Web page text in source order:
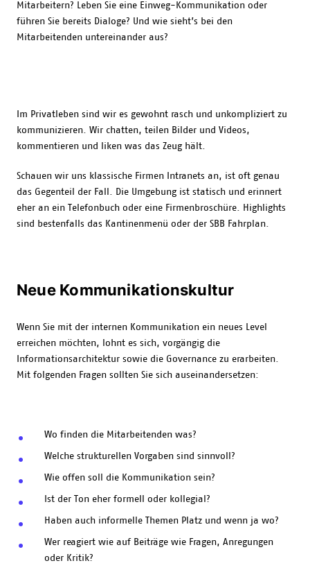
Mitarbeitern? Leben Sie eine Einweg-Kommunikation oder
führen Sie bereits Dialoge? Und wie sieht’s bei den
Mitarbeitenden untereinander aus?
Im Privatleben sind wir es gewohnt rasch und unkompliziert zu
kommunizieren. Wir chatten, teilen Bilder und Videos,
kommentieren und liken was das Zeug hält.
Schauen wir uns klassische Firmen Intranets an, ist oft genau
das Gegenteil der Fall. Die Umgebung ist statisch und erinnert
eher an ein Telefonbuch oder eine Firmenbroschüre. Highlights
sind bestenfalls das Kantinenmenü oder der SBB Fahrplan.
Neue Kommunikationskultur
Wenn Sie mit der internen Kommunikation ein neues Level
erreichen möchten, lohnt es sich, vorgängig die
Informationsarchitektur sowie die Governance zu erarbeiten.
Mit folgenden Fragen sollten Sie sich auseinandersetzen:
Wo finden die Mitarbeitenden was?
Welche strukturellen Vorgaben sind sinnvoll?
Wie offen soll die Kommunikation sein?
Ist der Ton eher formell oder kollegial?
Haben auch informelle Themen Platz und wenn ja wo?
Wer reagiert wie auf Beiträge wie Fragen, Anregungen
oder Kritik?